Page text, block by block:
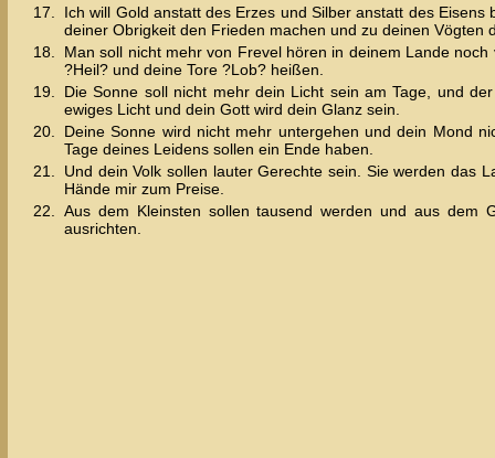
17.
Ich will Gold anstatt des Erzes und Silber anstatt des
deiner Obrigkeit den Frieden machen und zu deinen Vögten
18.
Man soll nicht mehr von Frevel hören in deinem Lande
?Heil? und deine Tore ?Lob? heißen.
19.
Die Sonne soll nicht mehr dein Licht sein am Tage, und
ewiges Licht und dein Gott wird dein Glanz sein.
20.
Deine Sonne wird nicht mehr untergehen und dein Mond
Tage deines Leidens sollen ein Ende haben.
21.
Und dein Volk sollen lauter Gerechte sein. Sie werden das
Hände mir zum Preise.
22.
Aus dem Kleinsten sollen tausend werden und aus dem
ausrichten.